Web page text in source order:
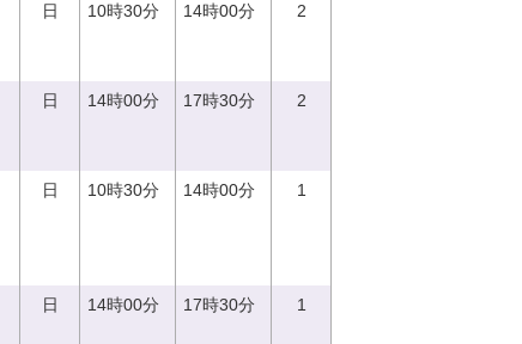
日 10時30分 14時00分 2
日 14時00分 17時30分 2
日 10時30分 14時00分 1
日 14時00分 17時30分 1